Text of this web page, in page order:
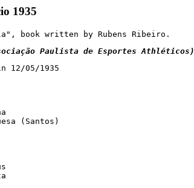
1935
book written by Rubens Ribeiro.
Paulista de Esportes Athléticos)
12/05/1935
(Santos)